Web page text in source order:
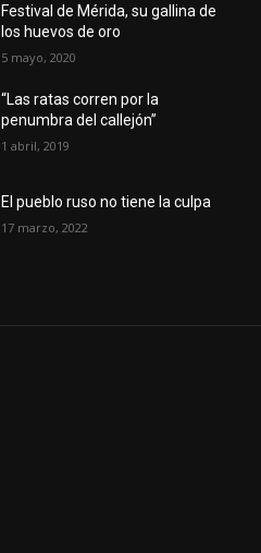
Festival de Mérida, su gallina de
los huevos de oro
5 mayo, 2020
“Las ratas corren por la
penumbra del callejón”
1 abril, 2019
El pueblo ruso no tiene la culpa
17 marzo, 2022